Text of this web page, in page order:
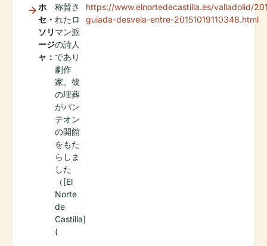
ホ
セ・
ソリ
ージ
ャ：
称賛さ
れたロ
マン派
の詩人
であり
劇作
家。彼
の埋葬
がパン
テオン
の開館
をもた
らしま
した
（[El
Norte
de
Castilla]
(
https://www.elnortedecastilla.es/valladolid/
guiada-desvela-entre-20151019110348.html